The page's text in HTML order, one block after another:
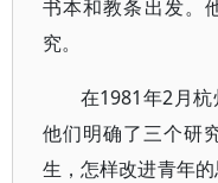
书本和教条出发
究。
在1981年2月杭
他们明确了三个研
生，怎样改进青年